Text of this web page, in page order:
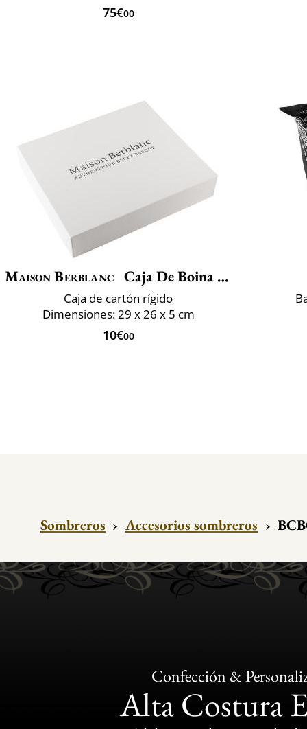
75€00
Maison Berblanc Caja De Boina Maison Berblanc
Caja de cartón rígido
Dimensiones: 29 x 26 x 5 cm
10€00
Sombreros › Accesorios sombreros ›
Confección &
Alta Costura